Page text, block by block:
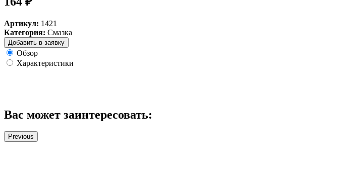
Артикул: 1421
Категория: Смазка
Добавить в заявку
Обзор
Характеристики
Вас может заинтересовать:
Previous